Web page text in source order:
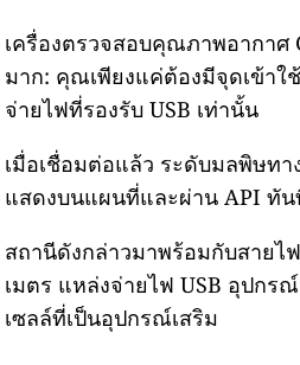
เครื่องตรวจสอบคุณภาพอากาศ
มาก: คุณเพียงแค่ต้องมีจุดเข้าใ
จ่ายไฟที่รองรับ USB เท่านั้น
เมื่อเชื่อมต่อแล้ว ระดับมลพิษทา
แสดงบนแผนที่และผ่าน API ทัน
สถานีดังกล่าวมาพร้อมกับสายไ
เมตร แหล่งจ่ายไฟ USB อุปกร
เซลล์ที่เป็นอุปกรณ์เสริม